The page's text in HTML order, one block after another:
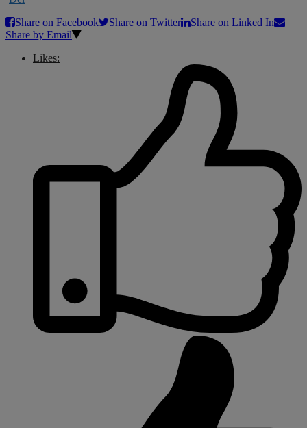
Share on Facebook
Share on Twitter
Share on Linked In
Share by Email
Likes: